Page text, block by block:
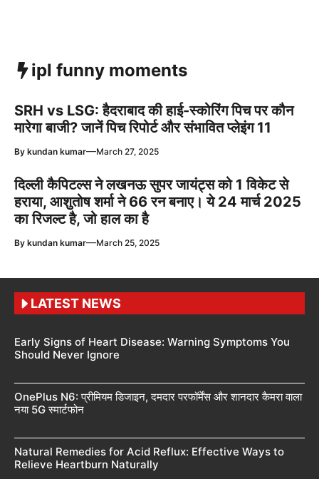
ipl funny moments
SRH vs LSG: हैदराबाद की हाई-स्कोरिंग पिच पर कौन
मारेगा बाजी? जानें पिच रिपोर्ट और संभावित प्लेइंग 11
By kundan kumar—March 27, 2025
दिल्ली कैपिटल्स ने लखनऊ सुपर जायंट्स को 1 विकेट से
हराया, आशुतोष शर्मा ने 66 रन बनाए। ये 24 मार्च 2025
का रिजल्ट है, जो हाल का है
By kundan kumar—March 25, 2025
LATEST NEWS
Early Signs of Heart Disease: Warning Symptoms You
Should Never Ignore
OnePlus N6: प्रीमियम डिजाइन, दमदार परफॉर्मेंस और शानदार कैमरा वाला
नया 5G स्मार्टफोन
Natural Remedies for Acid Reflux: Effective Ways to
Relieve Heartburn Naturally